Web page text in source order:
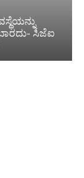
ಸಿಜೆಐ